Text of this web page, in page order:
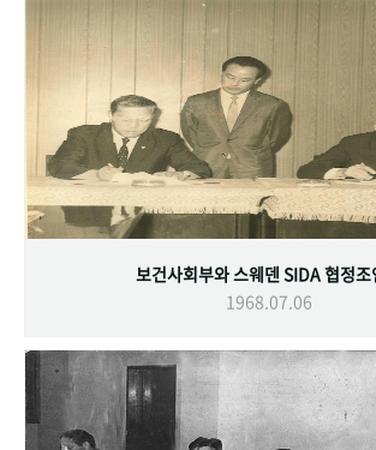
보건사회부와 스웨덴 SIDA 협정조
1968.07.06